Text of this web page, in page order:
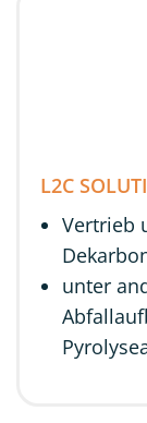
L2C
Vertrieb
unter